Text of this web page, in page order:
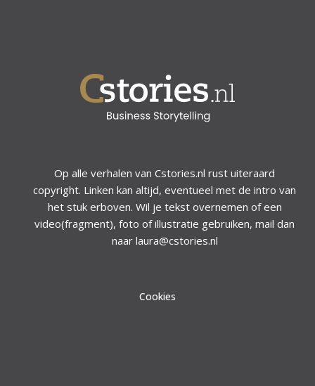
Op alle verhalen van Cstories.nl rust uiteraard
copyright. Linken kan altijd, eventueel met de intro van
het stuk erboven. Wil je tekst overnemen of een
video(fragment), foto of illustratie gebruiken, mail dan
naar laura@cstories.nl
Cookies